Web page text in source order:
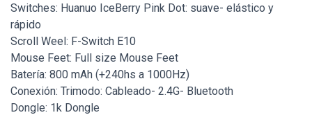
Switches: Huanuo IceBerry Pink Dot: suave- elástico y
rápido
Scroll Weel: F-Switch E10
Mouse Feet: Full size Mouse Feet
Batería: 800 mAh (+240hs a 1000Hz)
Conexión: Trimodo: Cableado- 2.4G- Bluetooth
Dongle: 1k Dongle